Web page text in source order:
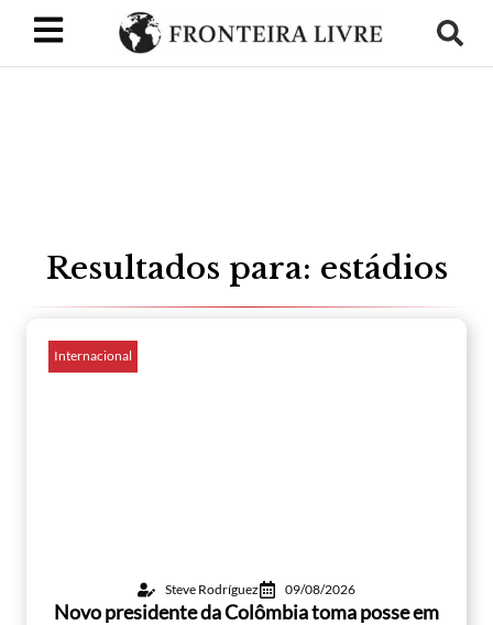
Resultados para: estádios
Internacional
Steve Rodríguez 09/08/2026
Novo presidente da Colômbia toma posse em